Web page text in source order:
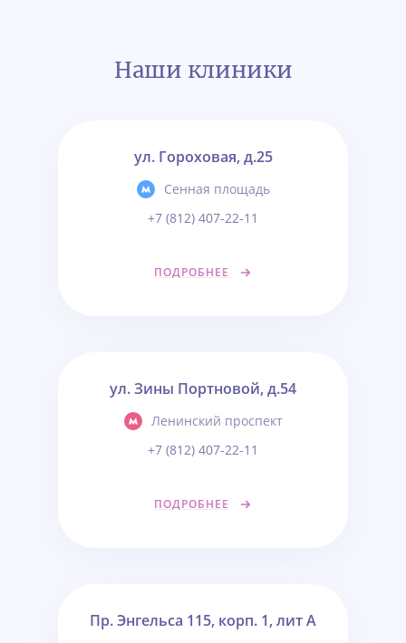
Наши клиники
ул. Гороховая, д.25
Сенная площадь
+7 (812) 407-22-11
ПОДРОБНЕЕ
ул. Зины Портновой, д.54
Ленинский проспект
+7 (812) 407-22-11
ПОДРОБНЕЕ
Пр. Энгельса 115, корп. 1, лит А